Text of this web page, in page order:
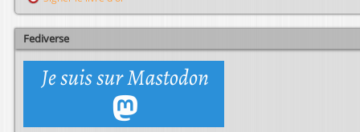
h
rFediverse